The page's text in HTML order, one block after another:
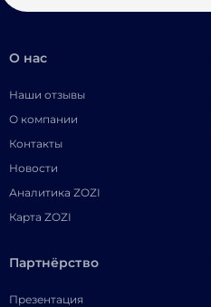
О нас
Наши отзывы
О компании
Контакты
Новости
Аналитика ZOZI
Карта ZOZI
Партнёрство
Презентация